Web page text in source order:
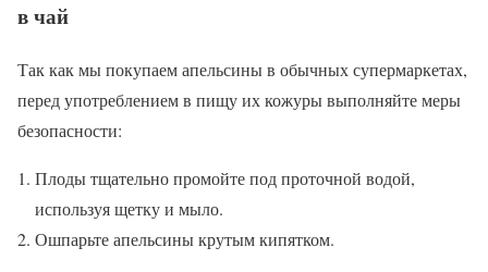
в чай
Так как мы покупаем апельсины в обычных супермаркетах,
перед употреблением в пищу их кожуры выполняйте меры
безопасности:
Плоды тщательно промойте под проточной водой,
используя щетку и мыло.
Ошпарьте апельсины крутым кипятком.